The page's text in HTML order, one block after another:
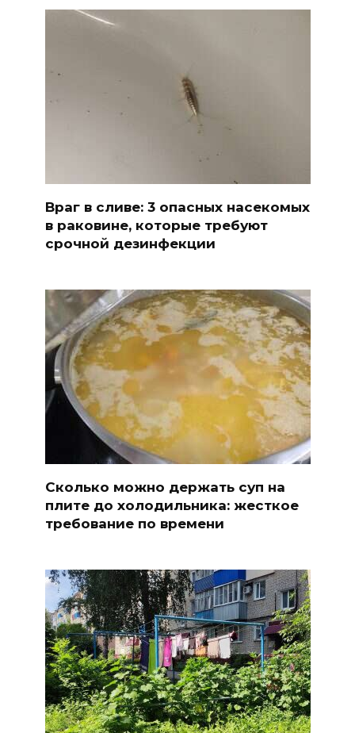
Враг в сливе: 3 опасных насекомых
в раковине, которые требуют
срочной дезинфекции
Сколько можно держать суп на
плите до холодильника: жесткое
требование по времени